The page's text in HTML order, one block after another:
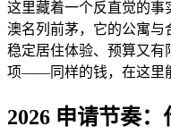
这里藏着一个反直觉的事
澳名列前茅，它的公寓与
稳定居住体验、预算又有
项——同样的钱，在这里
2026 申请节奏